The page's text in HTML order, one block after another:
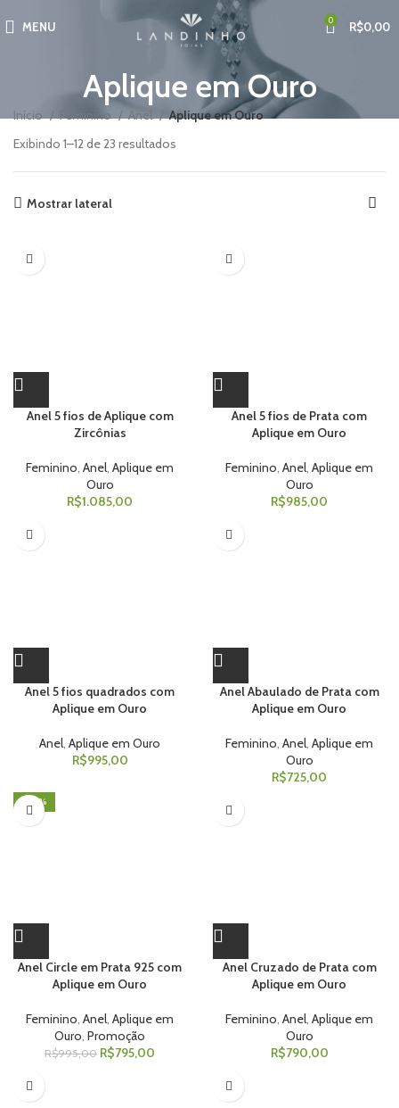
MENU 0 R$0,00
Aplique em Ouro
Início Feminino Anel
Aplique em Ouro
Exibindo 1–12 de 23 resultados
Mostrar lateral
Anel 5 fios de Aplique com
Zircônias
Feminino, Anel, Aplique em
Ouro
R$1.085,00
Anel 5 fios de Prata com
Aplique em Ouro
Feminino, Anel, Aplique em
Ouro
R$985,00
Anel 5 fios quadrados com
Aplique em Ouro
Anel, Aplique em Ouro
R$995,00
Anel Abaulado de Prata com
Aplique em Ouro
Feminino, Anel, Aplique em
Ouro
R$725,00
-20%
Anel Circle em Prata 925 com
Aplique em Ouro
Feminino, Anel, Aplique em
Ouro, Promoção
R$995,00 R$795,00
Anel Cruzado de Prata com
Aplique em Ouro
Feminino, Anel, Aplique em
Ouro
R$790,00